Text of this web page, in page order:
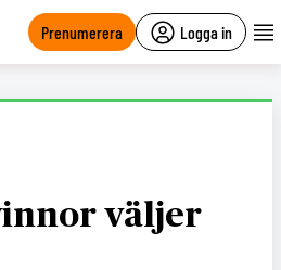
Prenumerera Logga in
väljer